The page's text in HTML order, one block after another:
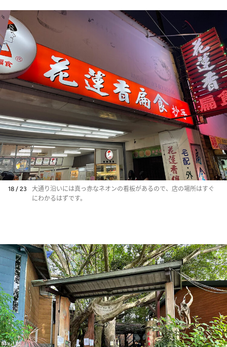
18 / 23
大通り沿いには真っ赤なネオンの看板があるので、店の場所はすぐ
にわかるはずです。